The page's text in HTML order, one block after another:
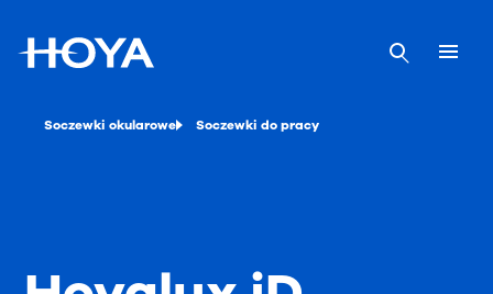
Soczewki okularowe Soczewki do pracy